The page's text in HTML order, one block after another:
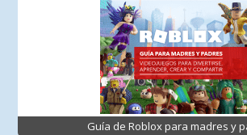
Guía de Roblox para madres y